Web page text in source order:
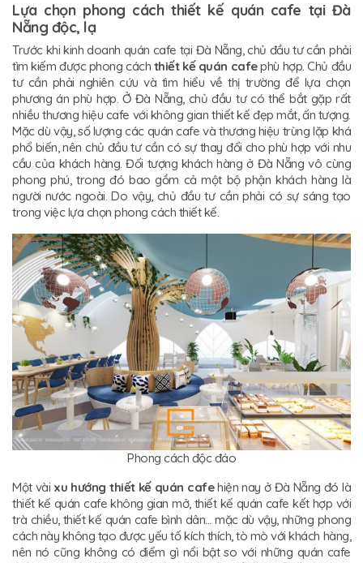
Lựa chọn phong cách thiết kế quán cafe tại Đà
Nẵng độc, lạ
Trước khi kinh doanh quán cafe tại Đà Nẵng, chủ đầu tư cần phải
tìm kiếm được phong cách thiết kế quán cafephù hợp. Chủ đầu
tư cần phải nghiên cứu và tìm hiểu về thị trường để lựa chọn
phương án phù hợp. Ở Đà Nẵng, chủ đầu tư có thể bắt gặp rất
nhiều thương hiệu cafe với không gian thiết kế đẹp mắt, ấn tượng.
Mặc dù vậy, số lượng các quán cafe và thương hiệu trùng lặp khá
phổ biến, nên chủ đầu tư cần có sự thay đổi cho phù hợp với nhu
cầu của khách hàng. Đối tượng khách hàng ở Đà Nẵng vô cùng
phong phú, trong đó bao gồm cả một bộ phận khách hàng là
người nước ngoài. Do vậy, chủ đầu tư cần phải có sự sáng tạo
trong việc lựa chọn phong cách thiết kế.
Phong cách độc đáo
Một vài xu hướng thiết kế quán cafehiện nay ở Đà Nẵng đó là
thiết kế quán cafe không gian mở, thiết kế quán cafe kết hợp với
trà chiều, thiết kế quán cafe bình dân... mặc dù vậy, những phong
cách này không tạo được yếu tố kích thích, tò mò với khách hàng,
nên nó cũng không có điểm gì nổi bật so với những quán cafe